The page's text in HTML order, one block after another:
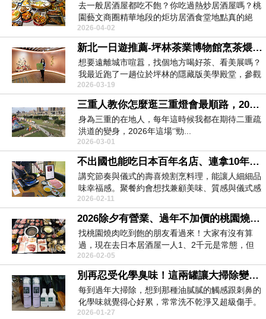
去一般居酒屋都吃不飽？你吃過熱炒居酒屋嗎？桃
園藝文商圈精華地段的炬坊居酒食堂地點真的絕
佳，開車3分鐘...
2026-04-02
新北一日遊推薦-坪林茶業博物館烹茶煨鴨腳茶食文化特展，帶你穿越時空品味東亞茶食美學
​想要遠離城市喧囂，找個地方喝好茶、看美展嗎？
我最近跑了一趟位於坪林的隱藏版美學殿堂，參觀
了坪林茶業...
2026-03-19
三重人教你怎麼逛三重燈會最順路，2026新北燈會時間/地點/交通資訊：美食市集電子折價券領取教學
身為三重的在地人，每年這時候我都在期待二重疏
洪道的變身，2026年這場‘’勁...
2026-03-01
不出國也能吃日本百年名店、連拿10年米其林的一星料理，壽喜燒割烹日山日本A5和牛有證書、桌邊服務盡情享受
講究節奏與儀式的壽喜燒割烹料理，能讓人細細品
味幸福感。聚餐約會想找兼顧美味、質感與儀式感
的台北頂級壽...
2026-02-11
2026除夕有營業、過年不加價的桃園燒肉吃到飽瘋，調酒、生魚片自由。桃園吃到飽聚餐推薦，全家過年聚餐餐廳
找桃園燒肉吃到飽的朋友看過來！大家有沒有算
過，現在去日本居酒屋一人1、2千元是常態，但
點來點去就那幾...
2026-02-05
別再忍受化學臭味！這兩罐讓大掃除變成一種療癒儀式，可開啟懶人大掃除模式的森淨居所白茶香氛魔法慕斯、佛手柑香氛奇蹟雪泡
每到過年大掃除，想到那種油膩膩的觸感跟刺鼻的
化學味就覺得心好累，常常洗不乾淨又超級傷手。
最近滑臉書剛...
2026-01-27